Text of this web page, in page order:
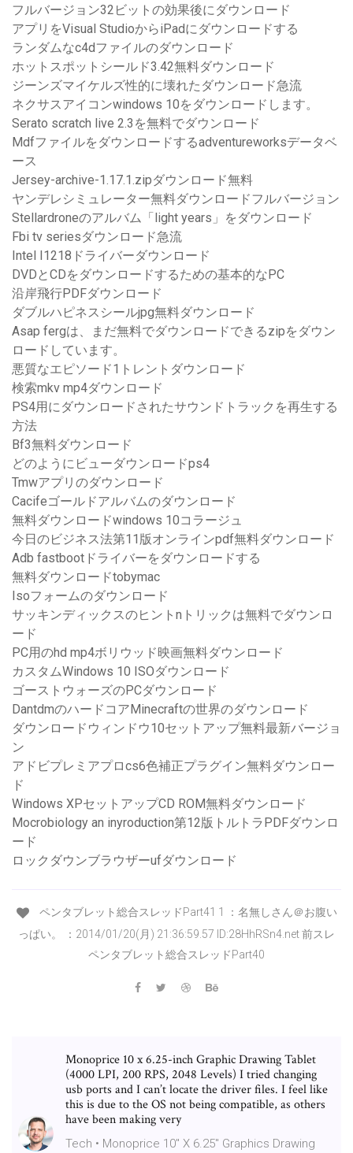
フルバージョン32ビットの効果後にダウンロード
アプリをVisual StudioからiPadにダウンロードする
ランダムなc4dファイルのダウンロード
ホットスポットシールド3.42無料ダウンロード
ジーンズマイケルズ性的に壊れたダウンロード急流
ネクサスアイコンwindows 10をダウンロードします。
Serato scratch live 2.3を無料でダウンロード
Mdfファイルをダウンロードするadventureworksデータベ
ース
Jersey-archive-1.17.1.zipダウンロード無料
ヤンデレシミュレーター無料ダウンロードフルバージョン
Stellardroneのアルバム「light years」をダウンロード
Fbi tv seriesダウンロード急流
Intel I1218ドライバーダウンロード
DVDとCDをダウンロードするための基本的なPC
沿岸飛行PDFダウンロード
ダブルハピネスシールjpg無料ダウンロード
Asap fergは、まだ無料でダウンロードできるzipをダウン
ロードしています。
悪質なエピソード1トレントダウンロード
検索mkv mp4ダウンロード
PS4用にダウンロードされたサウンドトラックを再生する
方法
Bf3無料ダウンロード
どのようにビューダウンロードps4
Tmwアプリのダウンロード
Cacifeゴールドアルバムのダウンロード
無料ダウンロードwindows 10コラージュ
今日のビジネス法第11版オンラインpdf無料ダウンロード
Adb fastbootドライバーをダウンロードする
無料ダウンロードtobymac
Isoフォームのダウンロード
サッキンディックスのヒントnトリックは無料でダウンロ
ード
PC用のhd mp4ボリウッド映画無料ダウンロード
カスタムWindows 10 ISOダウンロード
ゴーストウォーズのPCダウンロード
DantdmのハードコアMinecraftの世界のダウンロード
ダウンロードウィンドウ10セットアップ無料最新バージョ
ン
アドビプレミアプロcs6色補正プラグイン無料ダウンロー
ド
Windows XPセットアップCD ROM無料ダウンロード
Mocrobiology an inyroduction第12版トルトラPDFダウンロ
ード
ロックダウンブラウザーufダウンロード
ペンタブレット総合スレッドPart41 1 ：名無しさん＠お腹い
っぱい。 ：2014/01/20(月) 21:36:59.57 ID:28HhRSn4.net 前スレ
ペンタブレット総合スレッドPart40
Monoprice 10 x 6.25-inch Graphic Drawing Tablet
(4000 LPI, 200 RPS, 2048 Levels) I tried changing
usb ports and I can’t locate the driver files. I feel like
this is due to the OS not being compatible, as others
have been making very
Tech • Monoprice 10" X 6.25" Graphics Drawing